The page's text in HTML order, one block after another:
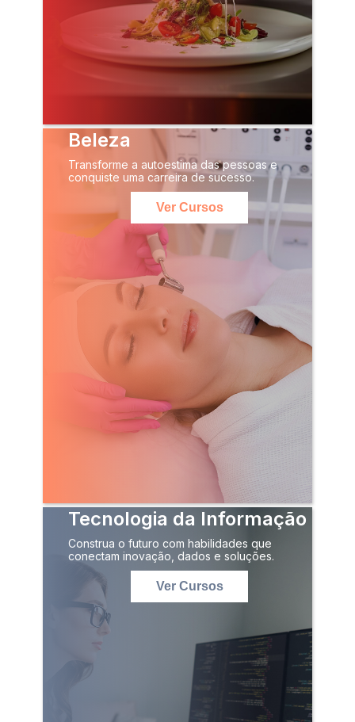
Beleza
Transforme a autoestima das pessoas e
conquiste uma carreira de sucesso.
Ver Cursos
Tecnologia da Informação
Construa o futuro com habilidades que
conectam inovação, dados e soluções.
Ver Cursos